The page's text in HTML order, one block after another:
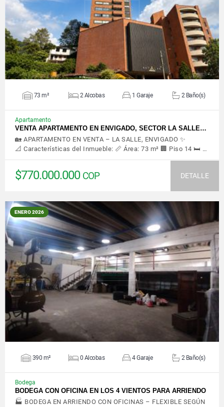
VER DETALLES
73 m² 2 Alcobas 1 Garaje 2 Baño(s)
Apartamento
VENTA APARTAMENTO EN ENVIGADO, SECTOR LA SALLE…
🏡 APARTAMENTO EN VENTA – LA SALLE, ENVIGADO ✨
📐 Características del Inmueble: 📏 Área: 73 m² 🏢 Piso 14 🛏️ …
$770.000.000 COP DETALLE
ENERO 2026
VER DETALLES
390 m² 0 Alcobas 4 Garaje 2 Baño(s)
Bodega
BODEGA CON OFICINA EN LOS 4 VIENTOS PARA ARRIENDO
🏭 BODEGA EN ARRIENDO CON OFICINAS – FLEXIBLE SEGÚN